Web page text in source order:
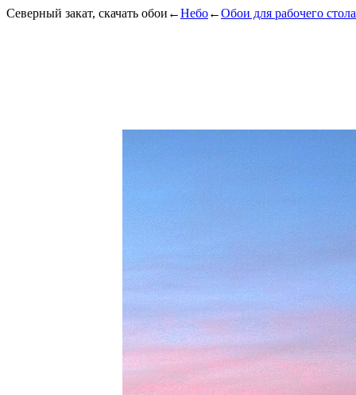
Северный закат, скачать обои ←Небо←Обои для рабочего стола